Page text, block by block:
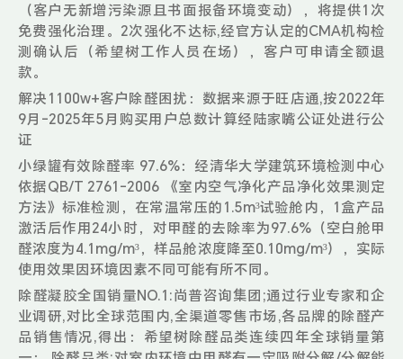
（客户无新增污染源且书面报备环境变动），将提供1次
免费强化治理。2次强化不达标,经官方认定的CMA机构检
测确认后（希望树工作人员在场），客户可申请全额退
款。
解决1100w+客户除醛困扰：数据来源于旺店通,按2022年
9月-2025年5月购买用户总数计算经陆家嘴公证处进行公
证
小绿罐有效除醛率 97.6%：经清华大学建筑环境检测中心
依据QB/T 2761-2006 《室内空气净化产品净化效果测定
方法》标准检测，在常温常压的1.5m³试验舱内，1盒产品
激活后作用24小时，对甲醛的去除率为97.6%（空白舱甲
醛浓度为4.1mg/m³，样品舱浓度降至0.10mg/m³），实际
使用效果因环境因素不同可能有所不同。
除醛凝胶全国销量NO.1:尚普咨询集团;通过行业专家和企
业调研,对比全球范围内,全渠道零售市场,各品牌的除醛产
品销售情况,得出：希望树除醛品类连续四年全球销量第